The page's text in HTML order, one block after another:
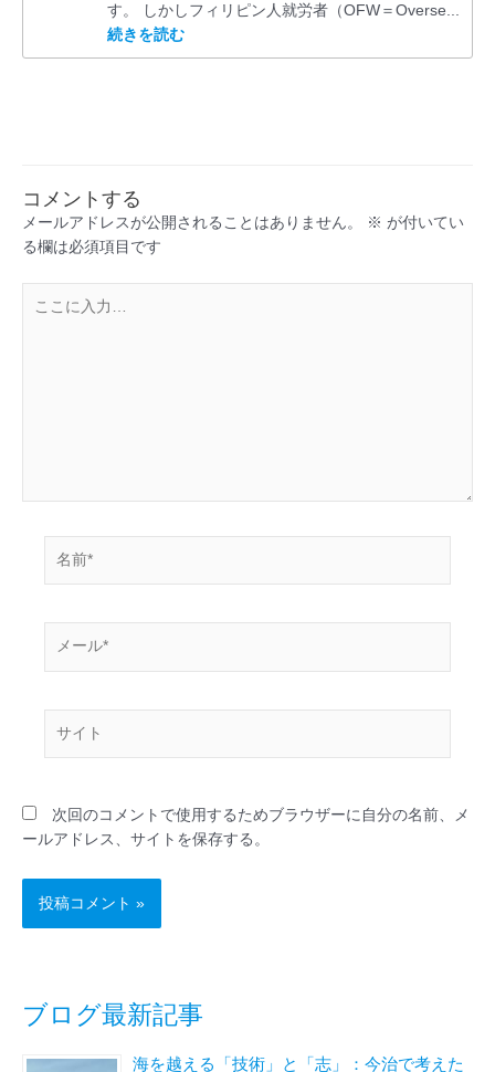
す。 しかしフィリピン人就労者（OFW＝Overse...
続きを読む
コメントする
メールアドレスが公開されることはありません。 ※ が付いてい
る欄は必須項目です
ー
*
次回のコメントで使用するためブラウザーに自分の名前、メ
ールアドレス、サイトを保存する。
ブログ最新記事
海を越える「技術」と「志」：今治で考えた